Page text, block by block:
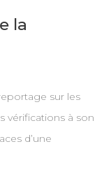
la
sur les
vérifications à son
d’une